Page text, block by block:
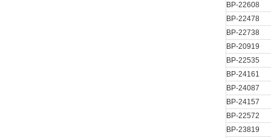
BP-22608
BP-22478
BP-22738
BP-20919
BP-22535
BP-24161
BP-24087
BP-24157
BP-22572
BP-23819